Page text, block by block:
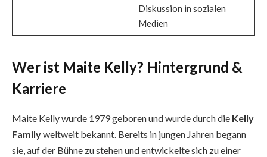
Diskussion in sozialen
Medien
Wer ist Maite Kelly? Hintergrund &
Karriere
Maite Kelly wurde 1979 geboren und wurde durch die Kelly
Familyweltweit bekannt. Bereits in jungen Jahren begann
sie, auf der Bühne zu stehen und entwickelte sich zu einer